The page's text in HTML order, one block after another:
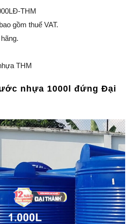
THM
gồm thuế VAT.
THM
nhựa 1000l đứng Đại